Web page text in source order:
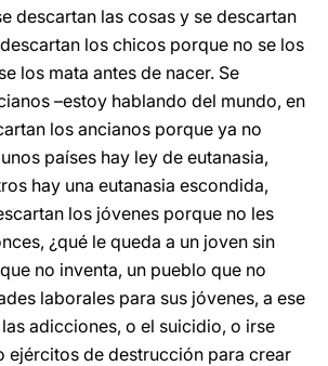
descartan las cosas y se descartan
los chicos porque no se los
los mata antes de nacer. Se
–estoy hablando del mundo, en
los ancianos porque ya no
países hay ley de eutanasia,
hay una eutanasia escondida,
los jóvenes porque no les
¿qué le queda a un joven sin
no inventa, un pueblo que no
laborales para sus jóvenes, a ese
adicciones, o el suicidio, o irse
ejércitos de destrucción para crear